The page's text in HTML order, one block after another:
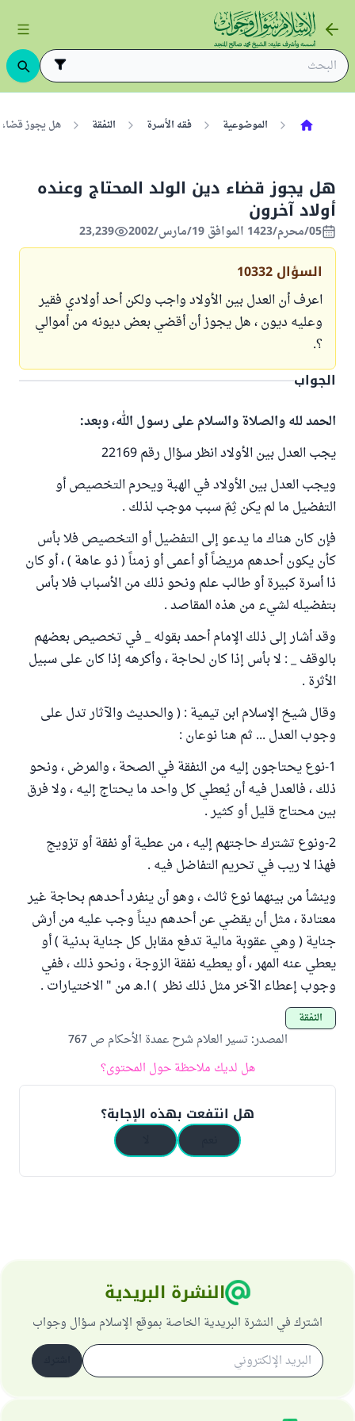
الموضوعية فقه الأسرة النفقة هل يجوز قضاء
هل يجوز قضاء دين الولد المحتاج وعنده
أولاد آخرون
05/محرم/1423 الموافق 19/مارس/2002 23,239
السؤال 10332
اعرف أن العدل بين الأولاد واجب ولكن أحد أولادي فقير
وعليه ديون ، هل يجوز أن أقضي بعض ديونه من أموالي
؟.
الجواب
الحمد لله والصلاة والسلام على رسول الله، وبعد:
يجب العدل بين الأولاد انظر سؤال رقم 22169
ويجب العدل بين الأولاد في الهبة ويحرم التخصيص أو
التفضيل ما لم يكن ثِمّ سبب موجب لذلك .
فإن كان هناك ما يدعو إلى التفضيل أو التخصيص فلا بأس
كأن يكون أحدهم مريضاً أو أعمى أو زمناً ( ذو عاهة ) ، أو كان
ذا أسرة كبيرة أو طالب علم ونحو ذلك من الأسباب فلا بأس
بتفضيله لشيء من هذه المقاصد .
وقد أشار إلى ذلك الإمام أحمد بقوله _ في تخصيص بعضهم
بالوقف _ : لا بأس إذا كان لحاجة ، وأكرهه إذا كان على سبيل
الأثرة .
وقال شيخ الإسلام ابن تيمية : ( والحديث والآثار تدل على
وجوب العدل ... ثم هنا نوعان :
1-نوع يحتاجون إليه من النفقة في الصحة ، والمرض ، ونحو
ذلك ، فالعدل فيه أن يُعطي كل واحد ما يحتاج إليه ، ولا فرق
بين محتاج قليل أو كثير .
2-ونوع تشترك حاجتهم إليه ، من عطية أو نفقة أو تزويج
فهذا لا ريب في تحريم التفاضل فيه .
وينشأ من بينهما نوع ثالث ، وهو أن ينفرد أحدهم بحاجة غير
معتادة ، مثل أن يقضي عن أحدهم ديناً وجب عليه من أرش
جناية ( وهي عقوبة مالية تدفع مقابل كل جناية بدنية ) أو
يعطي عنه المهر ، أو يعطيه نفقة الزوجة ، ونحو ذلك ، ففي
وجوب إعطاء الآخر مثل ذلك نظر ) ا.هـ من " الاختيارات .
النفقة
المصدر:تسير العلام شرح عمدة الأحكام ص 767
هل لديك ملاحظة حول المحتوى؟
هل انتفعت بهذه الإجابة؟
النشرة البريدية
اشترك في النشرة البريدية الخاصة بموقع الإسلام سؤال وجواب